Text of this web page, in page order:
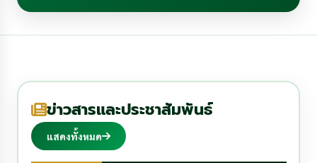
ข่าวสารและประชาสัมพันธ์
แสดงทั้งหมด